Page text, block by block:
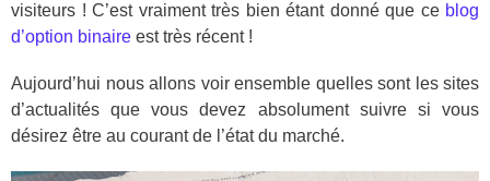
visiteurs ! C’est vraiment très bien étant donné que ce blog
d’option binaire est très récent !
Aujourd’hui nous allons voir ensemble quelles sont les sites
d’actualités que vous devez absolument suivre si vous
désirez être au courant de l’état du marché.